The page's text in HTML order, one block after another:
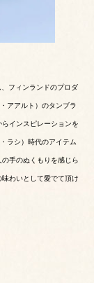
フィンランドのプロダ
アアルト）のタンブラ
インスピレーションを
ラシ）時代のアイテム
手のぬくもりを感じら
わいとして愛でて頂け